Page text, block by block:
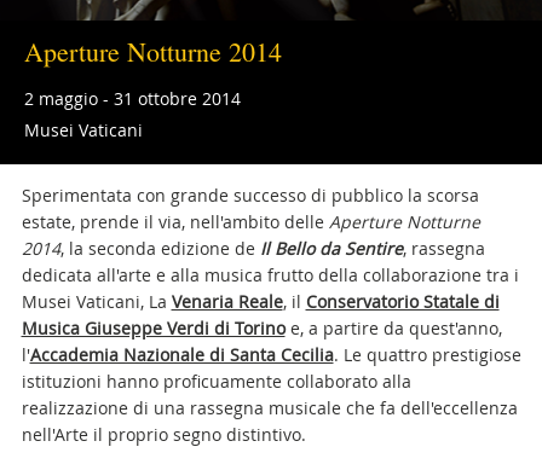
Aperture Notturne 2014
2 maggio - 31 ottobre 2014
Musei Vaticani
Sperimentata con grande successo di pubblico la scorsa
estate, prende il via, nell'ambito delle Aperture Notturne
2014, la seconda edizione de Il Bello da Sentire, rassegna
dedicata all'arte e alla musica frutto della collaborazione tra i
Musei Vaticani, La Venaria Reale, il Conservatorio Statale di
Musica Giuseppe Verdi di Torinoe, a partire da quest'anno,
l'Accademia Nazionale di Santa Cecilia. Le quattro prestigiose
istituzioni hanno proficuamente collaborato alla
realizzazione di una rassegna musicale che fa dell'eccellenza
nell'Arte il proprio segno distintivo.